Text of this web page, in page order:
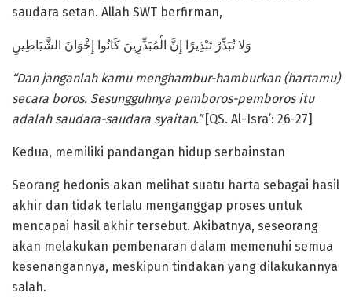
saudara setan. Allah SWT berfirman,
وَلا تُبَذِّرْ تَبْذِيرًا إِنَّ الْمُبَذِّرِينَ كَانُوا إِخْوَانَ الشَّيَاطِينِ
“Dan janganlah kamu menghambur-hamburkan (hartamu)
secara boros. Sesungguhnya pemboros-pemboros itu
adalah saudara-saudara syaitan.”[QS. Al-Isra’: 26-27]
Kedua, memiliki pandangan hidup serbainstan
Seorang hedonis akan melihat suatu harta sebagai hasil
akhir dan tidak terlalu menganggap proses untuk
mencapai hasil akhir tersebut. Akibatnya, seseorang
akan melakukan pembenaran dalam memenuhi semua
kesenangannya, meskipun tindakan yang dilakukannya
salah.